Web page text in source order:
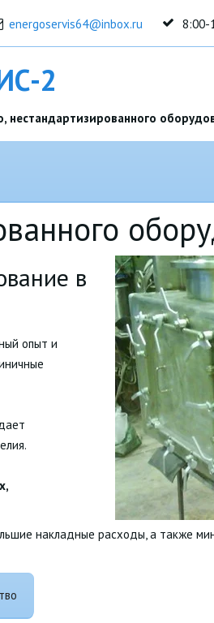
energoservis64@inbox.ru 8:00-
2
в
опыт и
накладные расходы, а также